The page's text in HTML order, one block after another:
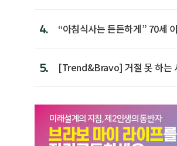
4.
“아침식사는 든든하게” 70세
5.
[Trend&Bravo] 거절 못 하는